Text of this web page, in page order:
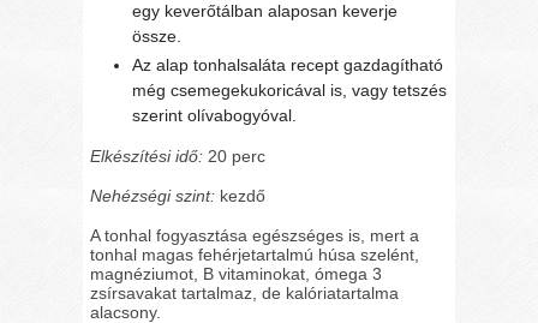
egy keverőtálban alaposan keverje
össze.
Az alap tonhalsaláta recept gazdagítható
még csemegekukoricával is, vagy tetszés
szerint olívabogyóval.
Elkészítési idő: 20 perc
Nehézségi szint: kezdő
A tonhal fogyasztása egészséges is, mert a
tonhal magas fehérjetartalmú húsa szelént,
magnéziumot, B vitaminokat, ómega 3
zsírsavakat tartalmaz, de kalóriatartalma
alacsony.